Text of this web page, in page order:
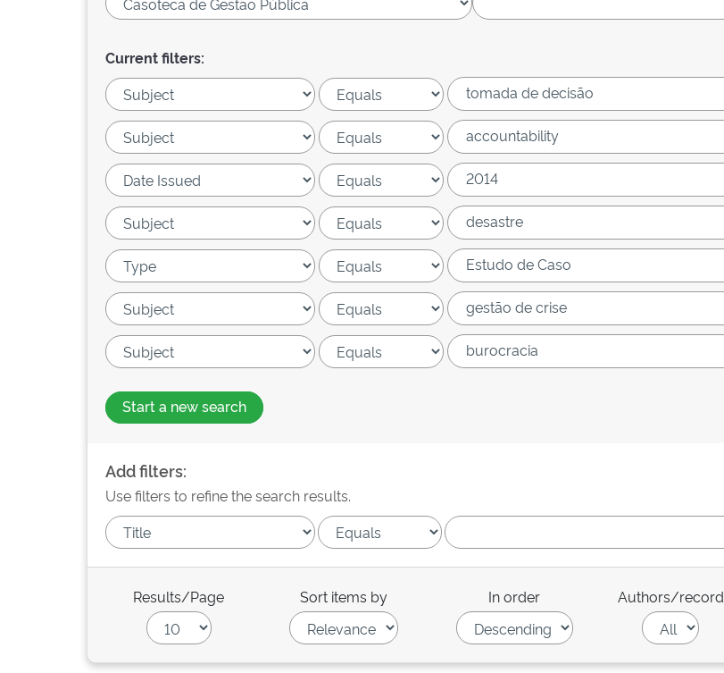
Current filters:
Start a new search
Add filters:
Use filters to refine the search results.
Results/Page Sort items by In order Authors/record